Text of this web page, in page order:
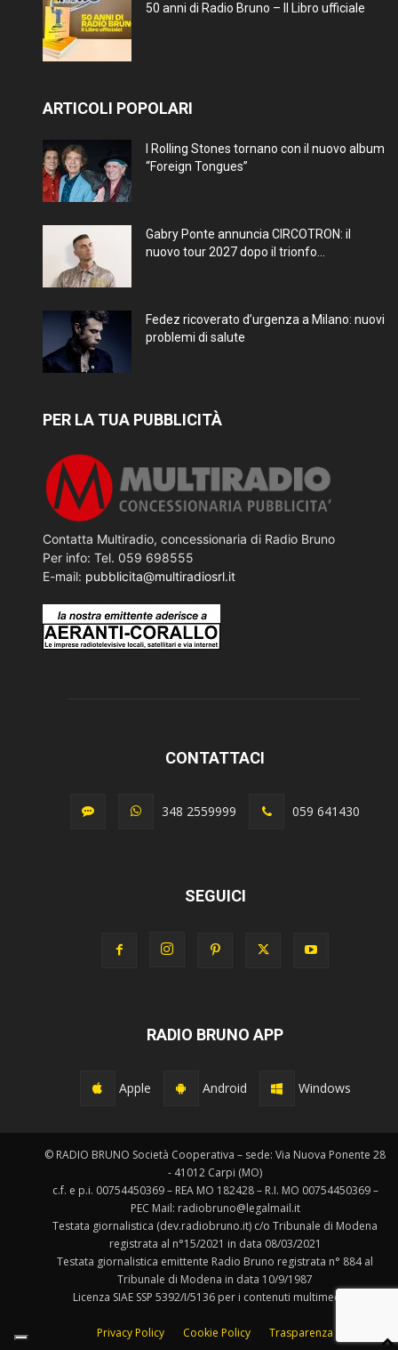
50 anni di Radio Bruno – Il Libro ufficiale
ARTICOLI POPOLARI
I Rolling Stones tornano con il nuovo album
“Foreign Tongues”
Gabry Ponte annuncia CIRCOTRON: il
nuovo tour 2027 dopo il trionfo...
Fedez ricoverato d’urgenza a Milano: nuovi
problemi di salute
PER LA TUA PUBBLICITÀ
Contatta Multiradio, concessionaria di Radio Bruno
Per info: Tel. 059 698555
E-mail: pubblicita@multiradiosrl.it
CONTATTACI
348 2559999 059 641430
SEGUICI
RADIO BRUNO APP
Apple Android Windows
© RADIO BRUNO Società Cooperativa – sede: Via Nuova Ponente 28
- 41012 Carpi (MO)
c.f. e p.i. 00754450369 – REA MO 182428 – R.I. MO 00754450369 –
PEC Mail: radiobruno@legalmail.it
Testata giornalistica (dev.radiobruno.it) c/o Tribunale di Modena
registrata al n°15/2021 in data 08/03/2021
Testata giornalistica emittente Radio Bruno registrata n° 884 al
Tribunale di Modena in data 10/9/1987
Licenza SIAE SSP 5392/I/5136 per i contenuti multimediali.
Privacy Policy Cookie Policy Trasparenza